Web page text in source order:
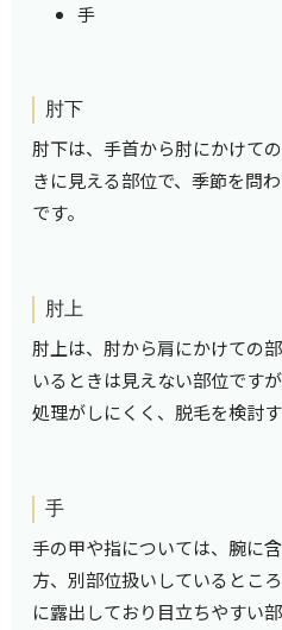
手
肘下
肘下は、手首から肘にかけて
きに見える部位で、季節を問
です。
肘上
肘上は、肘から肩にかけての
いるときは見えない部位です
処理がしにくく、脱毛を検討
手
手の甲や指については、腕に
方、別部位扱いしているとこ
に露出しており目立ちやすい